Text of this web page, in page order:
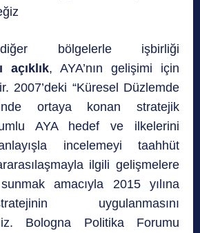
bölgelerle işbirliği
açıklık, AYA’nın gelişimi için
2007’deki “Küresel Düzlemde
ortaya konan stratejik
AYA hedef ve ilkelerini
incelemeyi taahhüt
ilgili gelişmelere
amacıyla 2015 yılına
uygulanmasını
Bologna Politika Forumu